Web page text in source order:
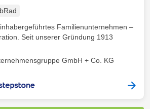
Familienunternehmen –
Seit unserer Gründung 1913
GmbH + Co. KG